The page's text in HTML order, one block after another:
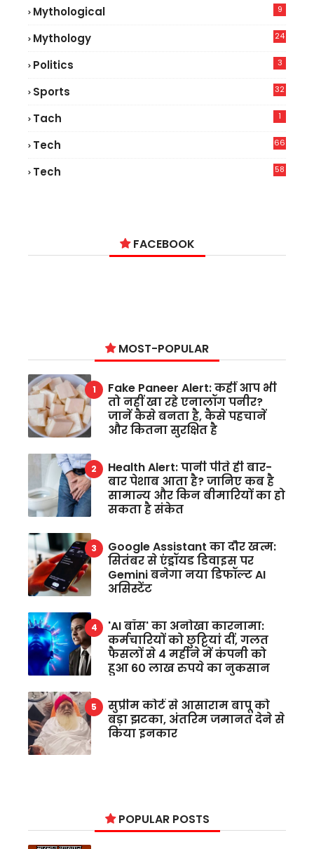
Mythological 9
Mythology 24
Politics 3
Sports 32
Tach 1
Tech
66
9
Tech
58
6
FACEBOOK
MOST-POPULAR
Fake Paneer Alert: कहीं आप भी
तो नहीं खा रहे एनालॉग पनीर?
जानें कैसे बनता है, कैसे पहचानें
और कितना सुरक्षित है
Health Alert: पानी पीते ही बार-
बार पेशाब आता है? जानिए कब है
सामान्य और किन बीमारियों का हो
सकता है संकेत
Google Assistant का दौर खत्म:
सितंबर से एंड्रॉयड डिवाइस पर
Gemini बनेगा नया डिफॉल्ट AI
असिस्टेंट
'AI बॉस' का अनोखा कारनामा:
कर्मचारियों को छुट्टियां दीं, गलत
फैसलों से 4 महीने में कंपनी को
हुआ 60 लाख रुपये का नुकसान
सुप्रीम कोर्ट से आसाराम बापू को
बड़ा झटका, अंतरिम जमानत देने से
किया इनकार
POPULAR POSTS